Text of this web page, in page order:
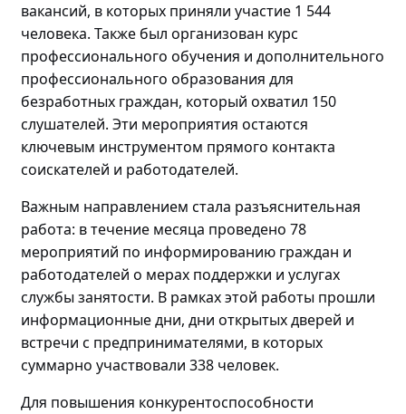
вакансий, в которых приняли участие 1 544
человека. Также был организован курс
профессионального обучения и дополнительного
профессионального образования для
безработных граждан, который охватил 150
слушателей. Эти мероприятия остаются
ключевым инструментом прямого контакта
соискателей и работодателей.
Важным направлением стала разъяснительная
работа: в течение месяца проведено 78
мероприятий по информированию граждан и
работодателей о мерах поддержки и услугах
службы занятости. В рамках этой работы прошли
информационные дни, дни открытых дверей и
встречи с предпринимателями, в которых
суммарно участвовали 338 человек.
Для повышения конкурентоспособности